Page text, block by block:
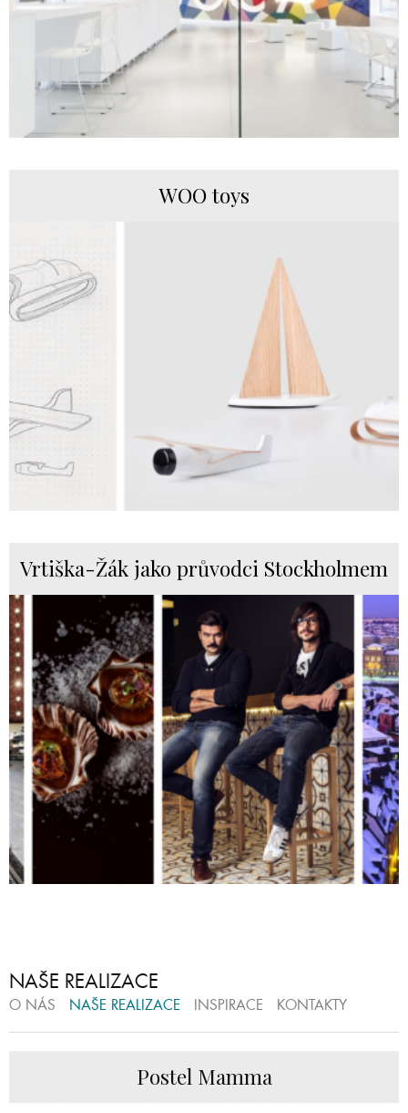
WOO toys
Vrtiška-Žák jako průvodci Stockholmem
NAŠE REALIZACE
O NÁS NAŠE REALIZACE INSPIRACE KONTAKTY
Postel Mamma